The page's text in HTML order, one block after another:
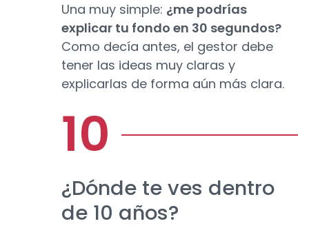
Una muy simple: ¿me podrías
explicar tu fondo en 30 segundos?
Como decía antes, el gestor debe
tener las ideas muy claras y
explicarlas de forma aún más clara.
¿Dónde te ves dentro
de 10 años?